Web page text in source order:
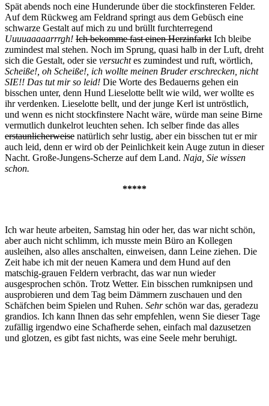
Spät abends noch eine Hunderunde über die stockfinsteren Felder.
Auf dem Rückweg am Feldrand springt aus dem Gebüsch eine
schwarze Gestalt auf mich zu und brüllt furchterregend
Uuuuaaaaarrrgh! Ich bekomme fast einen Herzinfarkt Ich bleibe
zumindest mal stehen. Noch im Sprung, quasi halb in der Luft, dreht
sich die Gestalt, oder sie versuchtes zumindest und ruft, wörtlich,
Scheiße!, oh Scheiße!, ich wollte meinen Bruder erschrecken, nicht
SIE!! Das tut mir so leid! Die Worte des Bedauerns gehen ein
bisschen unter, denn Hund Lieselotte bellt wie wild, wer wollte es
ihr verdenken. Lieselotte bellt, und der junge Kerl ist untröstlich,
und wenn es nicht stockfinstere Nacht wäre, würde man seine Birne
vermutlich dunkelrot leuchten sehen. Ich selber finde das alles
erstaunlicherweise natürlich sehr lustig, aber ein bisschen tut er mir
auch leid, denn er wird ob der Peinlichkeit kein Auge zutun in dieser
Nacht. Große-Jungens-Scherze auf dem Land. Naja, Sie wissen
schon.
*****
Ich war heute arbeiten, Samstag hin oder her, das war nicht schön,
aber auch nicht schlimm, ich musste mein Büro an Kollegen
ausleihen, also alles anschalten, einweisen, dann Leine ziehen. Die
Zeit habe ich mit der neuen Kamera und dem Hund auf den
matschig-grauen Feldern verbracht, das war nun wieder
ausgesprochen schön. Trotz Wetter. Ein bisschen rumknipsen und
ausprobieren und dem Tag beim Dämmern zuschauen und den
Schäfchen beim Spielen und Ruhen. Sehrschön war das, geradezu
grandios. Ich kann Ihnen das sehr empfehlen, wenn Sie dieser Tage
zufällig irgendwo eine Schafherde sehen, einfach mal dazusetzen
und glotzen, es gibt fast nichts, was eine Seele mehr beruhigt.